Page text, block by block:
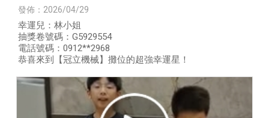
發佈：2026/04/29
幸運兒：林小姐
抽獎卷號碼：G5929554
電話號碼：0912**2968
​恭喜來到【冠立機械】攤位的超強幸運星！